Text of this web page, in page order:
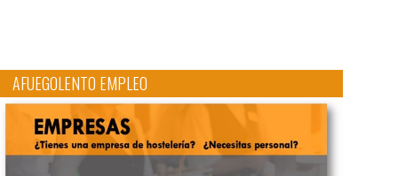
AFUEGOLENTO EMPLEO